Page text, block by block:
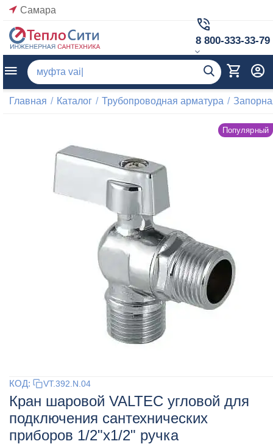
Самара
8 800-333-33-79
Главная / Каталог / Трубопроводная арматура /
Популярный
КОД: VT.392.N.04
Кран шаровой VALTEC угловой для
подключения сантехнических
приборов 1/2"x1/2" ручка